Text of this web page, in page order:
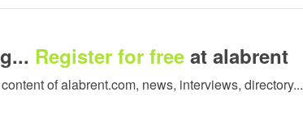
Register for free at alabrent
of alabrent.com, news, interviews, directory...